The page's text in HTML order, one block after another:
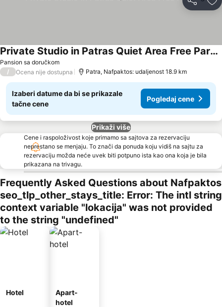
Deli
Pansion sa doručkom
Private Studio in Patras Quiet Area Free Parking
Pogledaj cene
/ Ocena nije dostupna Patra, Nafpaktos: udaljenost 18.9 km
Izaberi datume da bi se prikazale
tačne cene
Pogledaj cene
Prikaži više
Cene i raspoloživost koje primamo sa sajtova za rezervaciju
neprestano se menjaju. To znači da ponuda koju vidiš na sajtu za
rezervaciju možda neće uvek biti potpuno ista kao ona koja je bila
prikazana na trivagu.
Frequently Asked Questions about Nafpaktos
seo_tlp_other_stays_title: Error: The intl string
context variable "lokacija" was not provided
to the string "undefined"
Hotel
Apart-
hotel